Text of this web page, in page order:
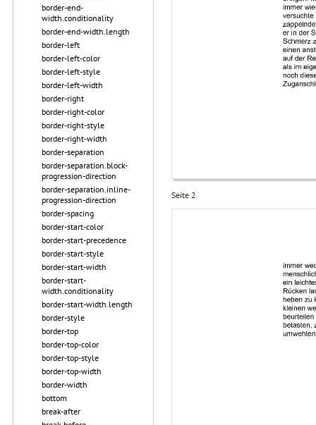
border-end-
width.conditionality
border-end-width.length
border-left
border-left-color
border-left-style
border-left-width
border-right
border-right-color
border-right-style
border-right-width
border-separation
border-separation.block-
progression-direction
border-separation.inline-
progression-direction
border-spacing
border-start-color
border-start-precedence
border-start-style
border-start-width
border-start-
width.conditionality
border-start-width.length
border-style
border-top
border-top-color
border-top-style
border-top-width
border-width
bottom
break-after
Seite 2